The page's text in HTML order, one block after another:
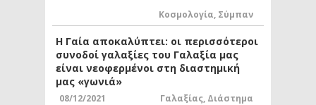
Κοσμολογία, Σύμπαν
Η Γαία αποκαλύπτει: οι περισσότεροι
συνοδοί γαλαξίες του Γαλαξία μας
είναι νεοφερμένοι στη διαστημική
μας «γωνιά»
08/12/2021 Γαλαξίας, Διάστημα